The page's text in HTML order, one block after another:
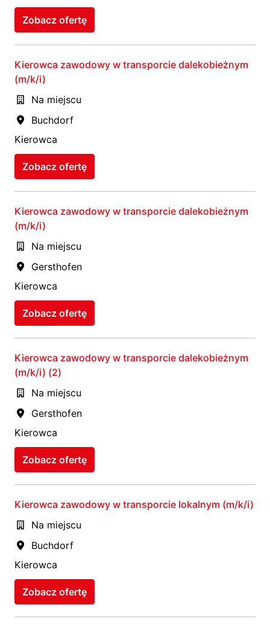
Zobacz ofertę
Kierowca zawodowy w transporcie dalekobieżnym
(m/k/i)
Na miejscu
Buchdorf
Kierowca
Zobacz ofertę
Kierowca zawodowy w transporcie dalekobieżnym
(m/k/i)
Na miejscu
Gersthofen
Kierowca
Zobacz ofertę
Kierowca zawodowy w transporcie dalekobieżnym
(m/k/i) (2)
Na miejscu
Gersthofen
Kierowca
Zobacz ofertę
Kierowca zawodowy w transporcie lokalnym (m/k/i)
Na miejscu
Buchdorf
Kierowca
Zobacz ofertę